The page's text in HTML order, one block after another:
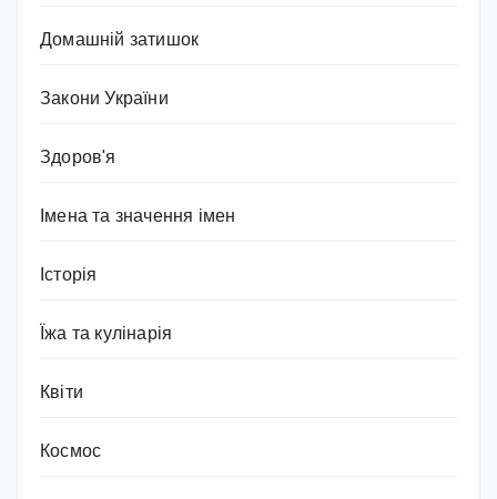
Домашній затишок
Закони України
Здоров'я
Імена та значення імен
Історія
Їжа та кулінарія
Квіти
Космос